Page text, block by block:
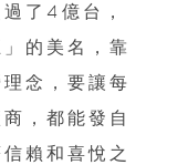
了4億台，
的美名，靠
念，要讓每
，都能發自
賴和喜悅之